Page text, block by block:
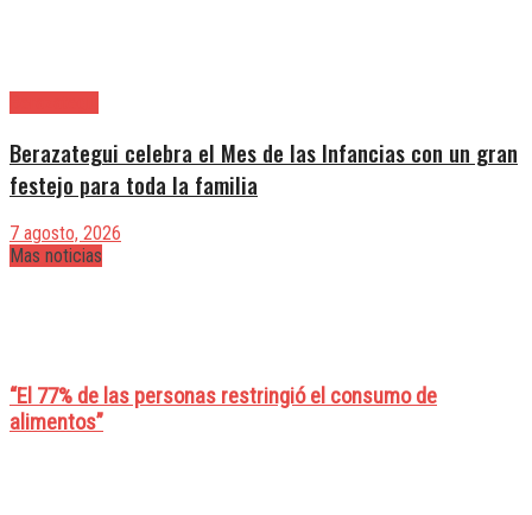
Berazategui celebra el Mes de las Infancias con un gran
festejo para toda la familia
7 agosto, 2026
Mas noticias
“El 77% de las personas restringió el consumo de
alimentos”